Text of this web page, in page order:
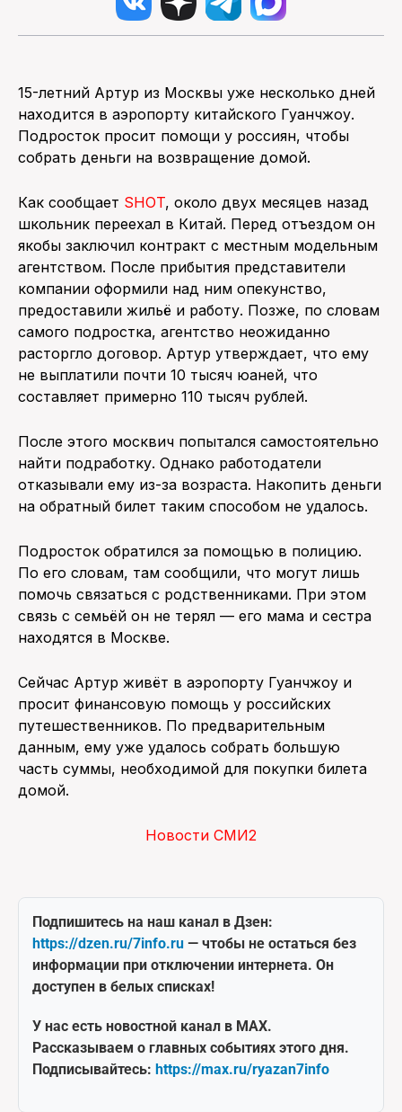
15-летний Артур из Москвы уже несколько дней
находится в аэропорту китайского Гуанчжоу.
Подросток просит помощи у россиян, чтобы
собрать деньги на возвращение домой.
Как сообщает SHOT, около двух месяцев назад
школьник переехал в Китай. Перед отъездом он
якобы заключил контракт с местным модельным
агентством. После прибытия представители
компании оформили над ним опекунство,
предоставили жильё и работу. Позже, по словам
самого подростка, агентство неожиданно
расторгло договор. Артур утверждает, что ему
не выплатили почти 10 тысяч юаней, что
составляет примерно 110 тысяч рублей.
После этого москвич попытался самостоятельно
найти подработку. Однако работодатели
отказывали ему из-за возраста. Накопить деньги
на обратный билет таким способом не удалось.
Подросток обратился за помощью в полицию.
По его словам, там сообщили, что могут лишь
помочь связаться с родственниками. При этом
связь с семьёй он не терял — его мама и сестра
находятся в Москве.
Сейчас Артур живёт в аэропорту Гуанчжоу и
просит финансовую помощь у российских
путешественников. По предварительным
данным, ему уже удалось собрать большую
часть суммы, необходимой для покупки билета
домой.
Новости СМИ2
Подпишитесь на наш канал в Дзен:
https://dzen.ru/7info.ru — чтобы не остаться без
информации при отключении интернета. Он
доступен в белых списках!
У нас есть новостной канал в MAX.
Рассказываем о главных событиях этого дня.
Подписывайтесь: https://max.ru/ryazan7info